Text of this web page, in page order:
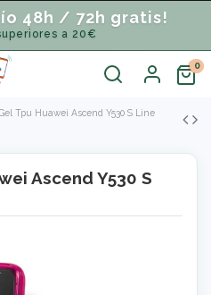
48h / 72h gratis!
a 20€
Tpu Huawei Ascend Y530 S Line
Ascend Y530 S